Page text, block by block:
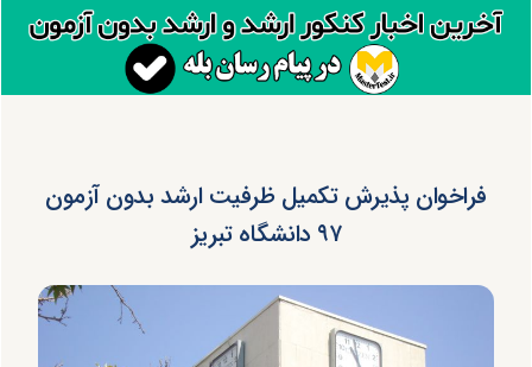
فراخوان پذیرش تکمیل ظرفیت ارشد بدون آزمون
۹۷ دانشگاه تبریز